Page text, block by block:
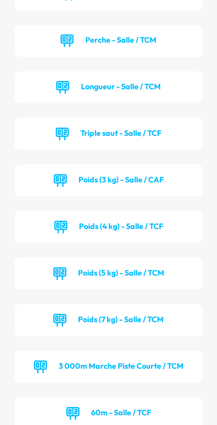
Perche - Salle / TCM
Longueur - Salle / TCM
Triple saut - Salle / TCF
Poids (3 kg) - Salle / CAF
Poids (4 kg) - Salle / TCF
Poids (5 kg) - Salle / TCM
Poids (7 kg) - Salle / TCM
3 000m Marche Piste Courte / TCM
60m - Salle / TCF